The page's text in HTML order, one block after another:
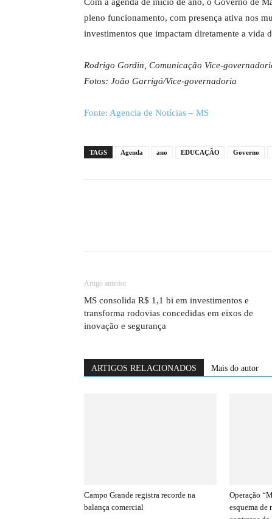
pleno funcionamento, com presença ativa nos
investimentos que impactam diretamente a vida
Rodrigo Gordin, Comunicação Vice-
Fotos: João Garrigó/Vice-governadoria
Fonte: Agencia de Notícias – MS
TAGS Agenda ano EDUCAÇÃO Governo
Artigo anterior
MS consolida R$ 1,1 bi em investimentos e
transforma rodovias concedidas em eixos de
inovação e segurança
ARTIGOS RELACIONADOS Mais do autor
Campo Grande registra recorde na
balança comercial
Operação
esquema de